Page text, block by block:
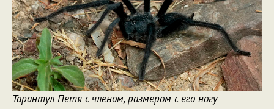
Тарантул Петя с членом, размером с его ногу